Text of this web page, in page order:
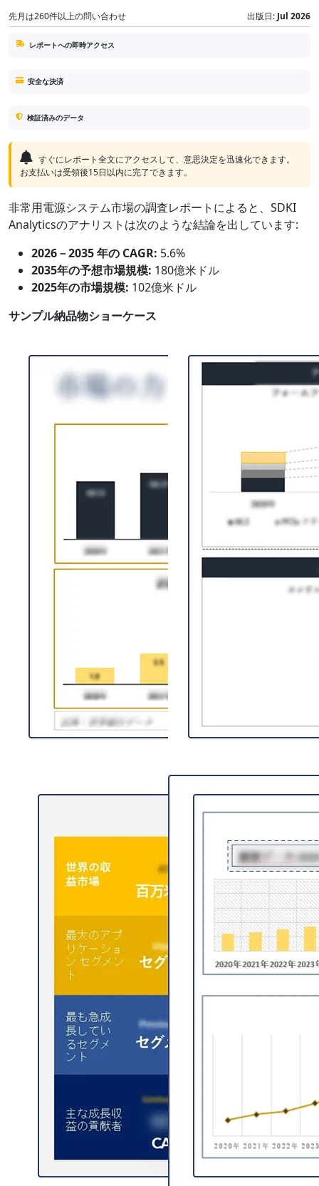
先月は260件以上の問い合わせ 出版日: Jul 2026
レポートへの即時アクセス
安全な決済
検証済みのデータ
すぐにレポート全文にアクセスして、意思決定を迅速化できます。
お支払いは受領後15日以内に完了できます。
非常用電源システム市場の調査レポートによると、SDKI
Analyticsのアナリストは次のような結論を出しています:
2026－2035 年の CAGR: 5.6%
2035年の予想市場規模: 180億米ドル
2025年の市場規模: 102億米ドル
サンプル納品物ショーケース